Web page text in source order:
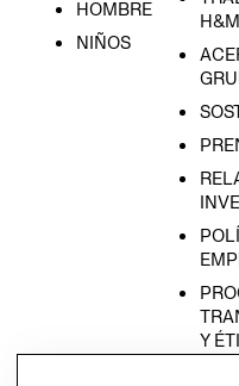
HOMBRE
NIÑOS
H&M
Y